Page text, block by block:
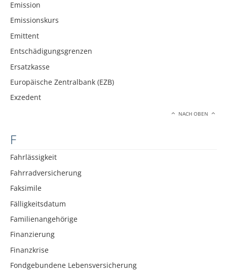
Emission
Emissionskurs
Emittent
Entschädigungsgrenzen
Ersatzkasse
Europäische Zentralbank (EZB)
Exzedent
NACH OBEN
F
Fahrlässigkeit
Fahrradversicherung
Faksimile
Fälligkeitsdatum
Familienangehörige
Finanzierung
Finanzkrise
Fondgebundene Lebensversicherung